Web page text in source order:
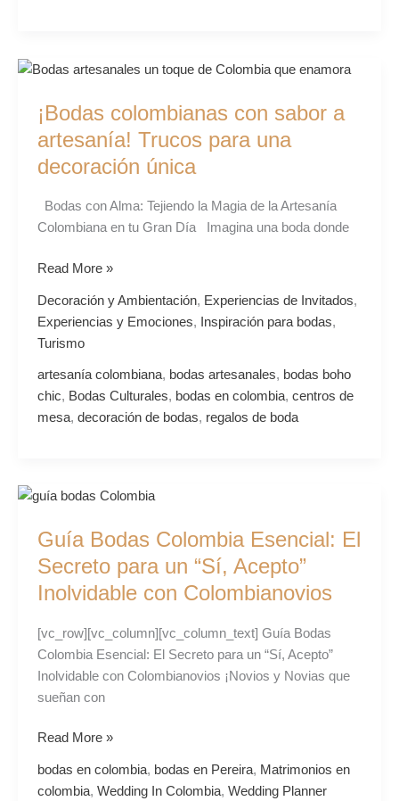
¡Bodas colombianas con sabor a
artesanía! Trucos para una
decoración única
Bodas con Alma: Tejiendo la Magia de la Artesanía
Colombiana en tu Gran Día Imagina una boda donde
¡Bodas
con
sabor
artesanía!
decoración
Read More »
Decoración y Ambientación, Experiencias de Invitados,
Experiencias y Emociones, Inspiración para bodas,
Turismo
artesanía colombiana, bodas artesanales, bodas boho
chic, Bodas Culturales, bodas en colombia, centros de
mesa, decoración de bodas, regalos de boda
Guía Bodas Colombia Esencial: El
Secreto para un “Sí, Acepto”
Inolvidable con Colombianovios
[vc_row][vc_column][vc_column_text] Guía Bodas
Colombia Esencial: El Secreto para un “Sí, Acepto”
Inolvidable con Colombianovios ¡Novios y Novias que
sueñan con
Guía
Colombia
Esencial:
Secreto
un
con
Read More »
bodas en colombia, bodas en Pereira, Matrimonios en
colombia, Wedding In Colombia, Wedding Planner